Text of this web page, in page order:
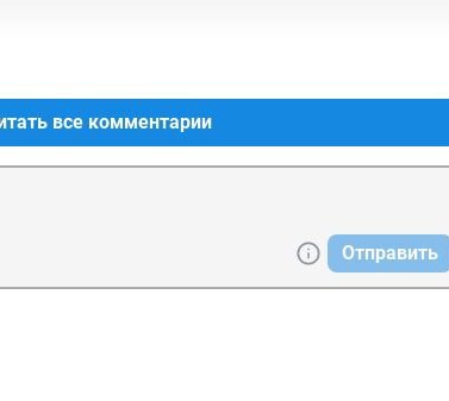
все комментарии
Отправить